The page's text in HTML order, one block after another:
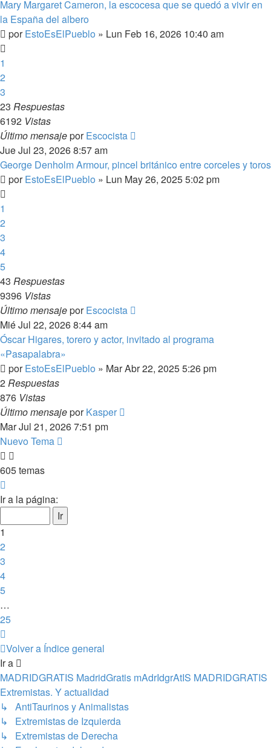
Mary Margaret Cameron, la escocesa que se quedó a vivir en
la España del albero
porEstoEsElPueblo » Lun Feb 16, 2026 10:40 am
1
2
3
23 Respuestas
6192 Vistas
Último mensajeporEscocista
Jue Jul 23, 2026 8:57 am
George Denholm Armour, pincel británico entre corceles y toros
porEstoEsElPueblo » Lun May 26, 2025 5:02 pm
1
2
3
4
5
43 Respuestas
9396 Vistas
Último mensajeporEscocista
Mié Jul 22, 2026 8:44 am
Óscar Higares, torero y actor, invitado al programa
«Pasapalabra»
porEstoEsElPueblo » Mar Abr 22, 2025 5:26 pm
2Respuestas
876 Vistas
Último mensajeporKasper
Mar Jul 21, 2026 7:51 pm
Nuevo Tema
605 temas
1
25
Ir a la página:
1
2
3
4
5
…
25
Volver a Índice general
Ir a
MADRIDGRATIS MadridGratis mAdrIdgrAtIS MADRIDGRATIS
Extremistas. Y actualidad
↳ AntiTaurinos y Animalistas
↳ Extremistas de Izquierda
↳ Extremistas de Derecha